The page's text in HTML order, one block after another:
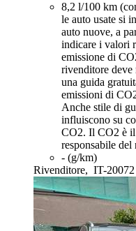
8,2 l/100 km
le auto usate si
auto nuove, a
indicare i valori
emissione di
rivenditore deve
una guida
emissioni di
Anche stile di
influiscono su
CO2. Il CO2 è il
responsabile del
- (g/km)
Rivenditore, IT-